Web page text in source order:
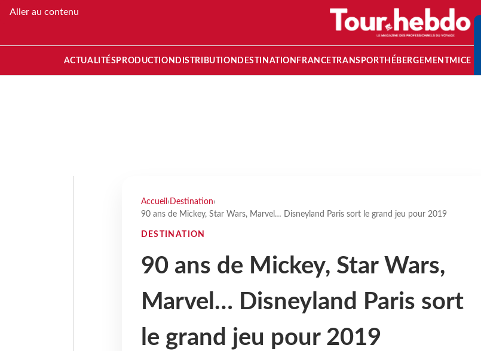
Aller au contenu
ACTUALITÉS PRODUCTION DISTRIBUTION DESTINATION FRANCETRANSPORT HÉBERGEMENTMICE
Accueil › Destination›
90 ans de Mickey, Star Wars, Marvel… Disneyland Paris sort le grand jeu pour 2019
DESTINATION
90 ans de Mickey, Star Wars,
Marvel… Disneyland Paris sort
le grand jeu pour 2019